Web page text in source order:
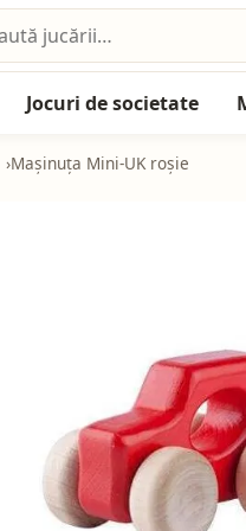
Jocuri de societate
Mașinuța Mini-UK roșie